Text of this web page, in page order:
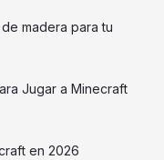
madera para tu
Jugar a Minecraft
en 2026